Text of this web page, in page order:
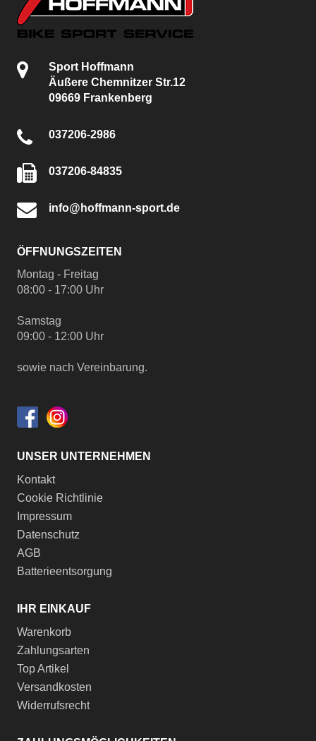
Sport Hoffmann
Äußere Chemnitzer Str.12
09669 Frankenberg
037206-2986
037206-84835
info@hoffmann-sport.de
ÖFFNUNGSZEITEN
Montag - Freitag
08:00 - 17:00 Uhr
Samstag
09:00 - 12:00 Uhr
sowie nach Vereinbarung.
UNSER UNTERNEHMEN
Kontakt
Cookie Richtlinie
Impressum
Datenschutz
AGB
Batterieentsorgung
IHR EINKAUF
Warenkorb
Zahlungsarten
Top Artikel
Versandkosten
Widerrufsrecht